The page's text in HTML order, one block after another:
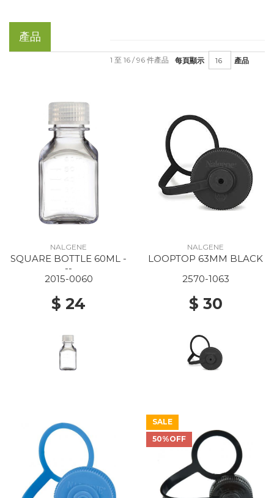
產品
每頁顯示 產品
1 至 16 / 96 件產品
NALGENE
SQUARE BOTTLE 60ML -
--
2015-0060
$ 24
NALGENE
LOOPTOP 63MM BLACK
2570-1063
$ 30
SALE
50%OFF